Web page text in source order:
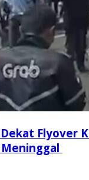
Flyover